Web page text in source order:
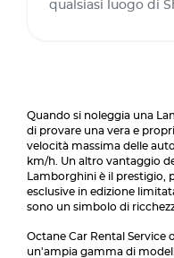
qualsiasi luogo di
Quando si noleggia una
di provare una vera e
velocità massima delle
km/h. Un altro vantaggio
Lamborghini è il prestigio,
esclusive in edizione
sono un simbolo di
Octane Car Rental
un'ampia gamma di